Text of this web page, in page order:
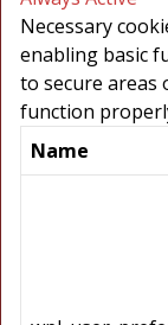
Necessary
enabling basic
to secure areas
function
Name